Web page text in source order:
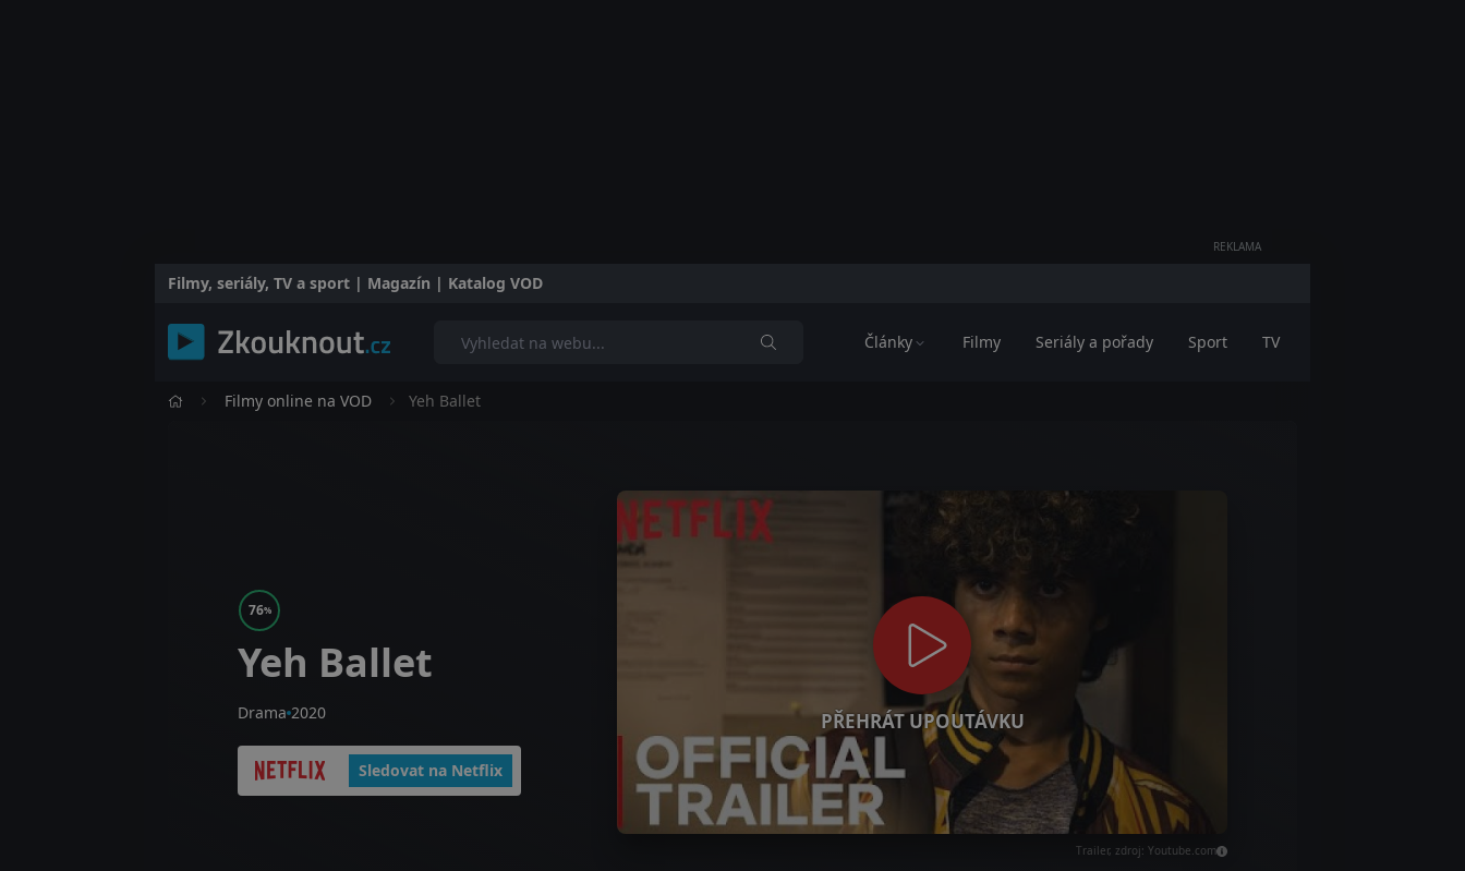
REKLAMA
Filmy, seriály, TV a sport | Magazín | Katalog VOD
Články Filmy Seriály a pořady Sport TV
Filmy online na VOD Yeh Ballet
PŘEHRÁT UPOUTÁVKU
Trailer, zdroj: Youtube.com
76%
Yeh Ballet
Drama 2020
Sledovat na Netflix